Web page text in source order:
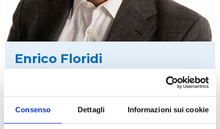
Consenso Dettagli Informazioni sui cookie
Enrico Floridi